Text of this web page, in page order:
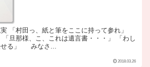
「村田っ、紙と筆をここに持って参れ」
「旦那様、こ、これは遺言書・・・」 「わし
せる」 みなさ...
2018.03.26